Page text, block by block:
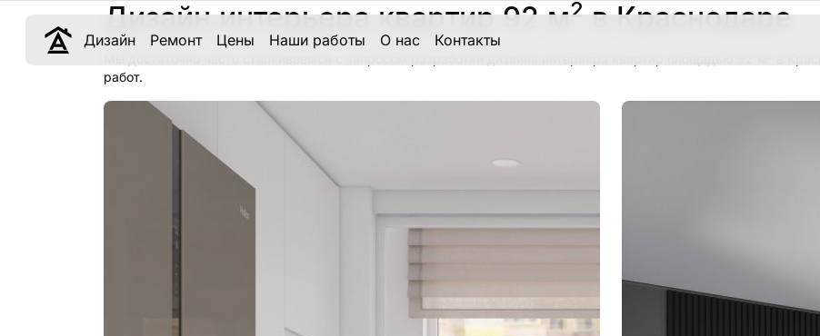
Дизайн Ремонт Цены Наши работы О нас Контакты
Дизайн интерьера квартир 92 м2в Краснодаре
работ.